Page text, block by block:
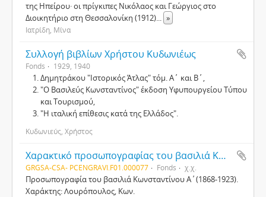
της Ηπείρου· οι πρίγκιπες Νικόλαος και Γεώργιος στο
Διοικητήριο στη Θεσσαλονίκη (1912)... »
Ιατρίδη, Μίνα
Συλλογή βιβλίων Χρήστου Κυδωνιέως
Fonds 1929, 1940
Δημητράκου "Ιστορικός Άτλας" τόμ. Α΄ και Β΄,
"Ο Βασιλεύς Κωνσταντίνος" έκδοση Υφυπουργείου Τύπου
και Τουρισμού,
"Η ιταλική επίθεσις κατά της Ελλάδος".
Κυδωνιεύς, Χρήστος
Χαρακτικό προσωπογραφίας του βασιλιά Κωνσταντίνου Α΄(1868-1923)
GRGSA-CSA- PCENGRAVI.F01.000077 Fonds χ.χ.
Προσωπογραφία του βασιλιά Κωνσταντίνου Α΄(1868-1923).
Χαράκτης: Λουρόπουλος, Κων.